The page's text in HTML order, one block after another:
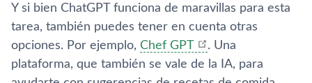
Y si bien ChatGPT funciona de maravillas para esta
tarea, también puedes tener en cuenta otras
opciones. Por ejemplo, Chef GPT
. Una
plataforma, que también se vale de la IA, para